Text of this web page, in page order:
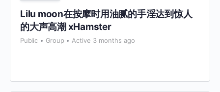
Lilu moon在按摩时用油腻的手淫达到惊人
的大声高潮 xHamster
Public Group Active 3 months ago